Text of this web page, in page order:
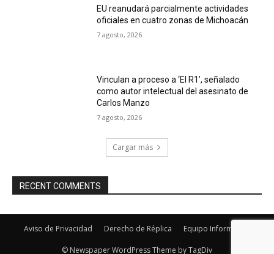
EU reanudará parcialmente actividades
oficiales en cuatro zonas de Michoacán
7 agosto, 2026
Vinculan a proceso a ‘El R1’, señalado
como autor intelectual del asesinato de
Carlos Manzo
7 agosto, 2026
Cargar más
RECENT COMMENTS
Aviso de Privacidad Derecho de Réplica Equipo Informativo
© Newspaper WordPress Theme by TagDiv